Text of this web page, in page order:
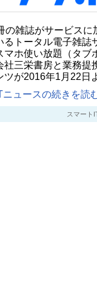
の雑誌がサービス
るトータル電子雑誌
マホ使い放題（タブ
社三栄書房と業務提
ツが2016年1月22日
ニュースの続きを読
スマート